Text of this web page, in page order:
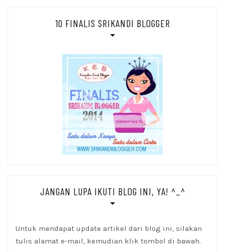
10 FINALIS SRIKANDI BLOGGER
JANGAN LUPA IKUTI BLOG INI, YA! ^_^
Untuk mendapat update artikel dari blog ini, silakan
tulis alamat e-mail, kemudian klik tombol di bawah.